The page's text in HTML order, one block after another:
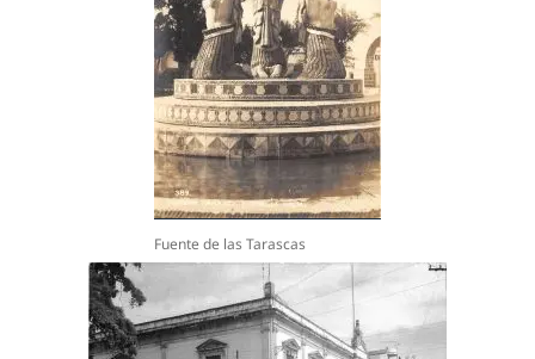
Fuente de las Tarascas